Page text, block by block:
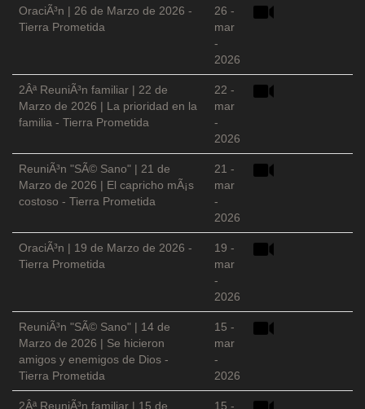
OraciÃ³n | 26 de Marzo de 2026 -
Tierra Prometida
26 -
mar
-
2026
2Âª ReuniÃ³n familiar | 22 de
Marzo de 2026 | La prioridad en la
familia - Tierra Prometida
22 -
mar
-
2026
ReuniÃ³n "SÃ© Sano" | 21 de
Marzo de 2026 | El capricho mÃ¡s
costoso - Tierra Prometida
21 -
mar
-
2026
OraciÃ³n | 19 de Marzo de 2026 -
Tierra Prometida
19 -
mar
-
2026
ReuniÃ³n "SÃ© Sano" | 14 de
Marzo de 2026 | Se hicieron
amigos y enemigos de Dios -
Tierra Prometida
15 -
mar
-
2026
2Âª ReuniÃ³n familiar | 15 de
15 -